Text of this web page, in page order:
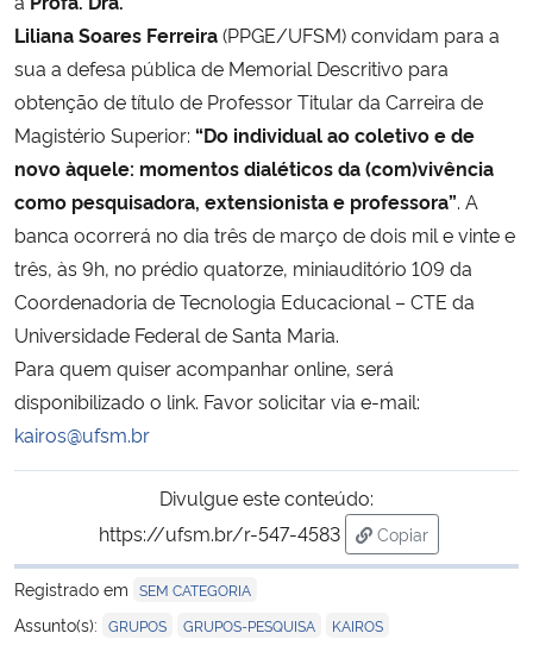
Gabinete de Segurança Institucional
Advocacia-Geral da União
Banco Central do Brasil
Planalto
Liliana Soares Ferreira(PPGE/UFSM) convidam para a
sua a defesa pública de Memorial Descritivo para
obtenção de título de Professor Titular da Carreira de
Magistério Superior: “Do individual ao coletivo e de
novo àquele: momentos dialéticos da (com)vivência
como pesquisadora, extensionista e professora”. A
banca ocorrerá no dia três de março de dois mil e vinte e
três, às 9h, no prédio quatorze, miniauditório 109 da
Coordenadoria de Tecnologia Educacional – CTE da
Universidade Federal de Santa Maria.
Para quem quiser acompanhar online, será
disponibilizado o link. Favor solicitar via e-mail:
kairos@ufsm.br
Divulgue este conteúdo:
https://ufsm.br/r-547-4583
Copiar
para área de
Registrado em SEM CATEGORIA
Assunto(s): GRUPOS GRUPOS-PESQUISA KAIROS